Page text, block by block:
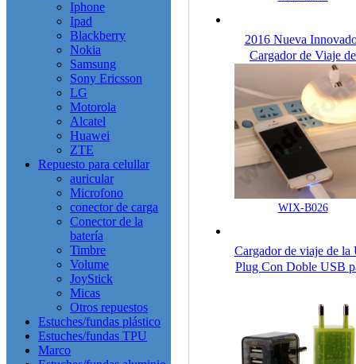
Iphone
Ipad
Blackberry
Nokia
Samsung
Sony Ericsson
LG
Motorola
Alcatel
Huawei
ZTE
Repuesto para celullar
auricular
Microfono
conector de carga
Conector de la
batería
Timbre
Volume
JoyStick
Micas
Otros repuestos
Estuches/fundas plástico
Estuches/fundas TPU
Marco
2016 Nueva
Cargador de Viaje de
Ahorro de Energía
Luz de Trabajo LED
WIX-B026
Cargador de viaje de la
Plug Con Doble USB